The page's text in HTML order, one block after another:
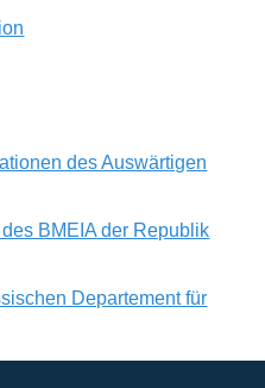
des Auswärtigen
BMEIA der Republik
Departement für